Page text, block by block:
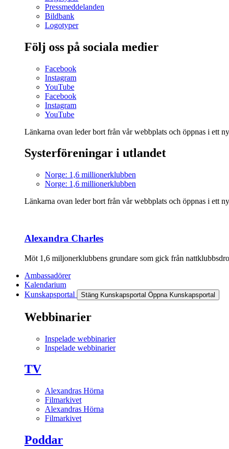
Pressmeddelanden
Bildbank
Logotyper
Följ oss på sociala medier
Facebook
Instagram
YouTube
Facebook
Instagram
YouTube
Länkarna ovan leder bort från vår webbplats och öppnas i ett
Systerföreningar i utlandet
Norge: 1,6 millionerklubben
Norge: 1,6 millionerklubben
Länkarna ovan leder bort från vår webbplats och öppnas i ett
Alexandra Charles
Möt 1,6 miljonerklubbens grundare som gick från
Ambassadörer
Kalendarium
Kunskapsportal
Stäng Kunskapsportal Öppna Kunskapsportal
Webbinarier
Inspelade webbinarier
Inspelade webbinarier
TV
Alexandras Hörna
Filmarkivet
Alexandras Hörna
Filmarkivet
Poddar